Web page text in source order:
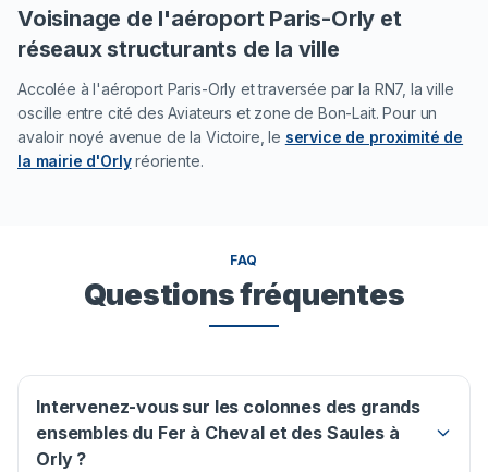
Voisinage de l'aéroport Paris-Orly et
réseaux structurants de la ville
Accolée à l'aéroport Paris-Orly et traversée par la RN7, la ville
oscille entre cité des Aviateurs et zone de Bon-Lait. Pour un
avaloir noyé avenue de la Victoire, le service de proximité de
la mairie d'Orlyréoriente.
FAQ
Questions fréquentes
Intervenez-vous sur les colonnes des grands
ensembles du Fer à Cheval et des Saules à
Orly ?